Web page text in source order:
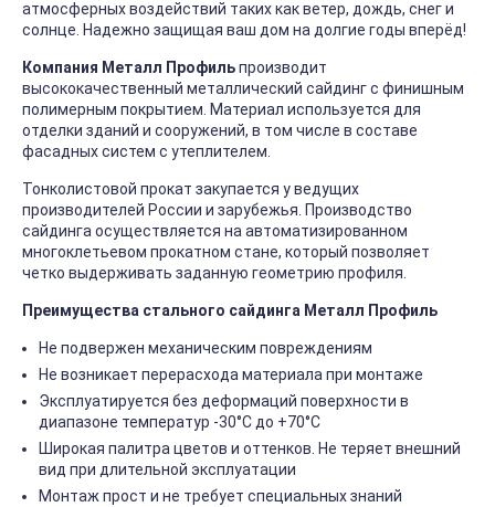
атмосферных воздействий таких как ветер, дождь, снег и
солнце. Надежно защищая ваш дом на долгие годы вперёд!
Компания Металл Профильпроизводит
высококачественный металлический сайдинг с финишным
полимерным покрытием. Материал используется для
отделки зданий и сооружений, в том числе в составе
фасадных систем с утеплителем.
Тонколистовой прокат закупается у ведущих
производителей России и зарубежья. Производство
сайдинга осуществляется на автоматизированном
многоклетьевом прокатном стане, который позволяет
четко выдерживать заданную геометрию профиля.
Преимущества стального сайдинга Металл Профиль
Не подвержен механическим повреждениям
Не возникает перерасхода материала при монтаже
Эксплуатируется без деформаций поверхности в
диапазоне температур -30°C до +70°C
Широкая палитра цветов и оттенков. Не теряет внешний
вид при длительной эксплуатации
Монтаж прост и не требует специальных знаний